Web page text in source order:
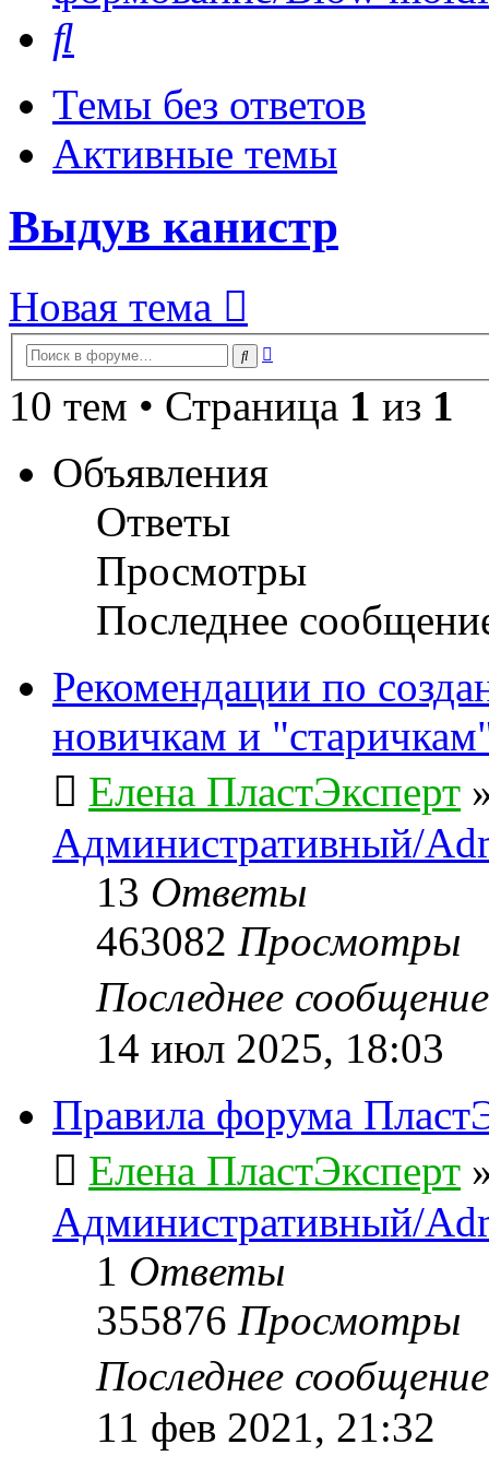
Темы без ответов
Активные темы
Выдув канистр
Новая тема
Поиск
10 тем • Страница 1 из 1
Объявления
Ответы
Просмотры
Последнее
Рекомендации по
новичкам и
Елена ПластЭксперт
Административный/
13 Ответы
463082 Просмотры
Последнее
14 июл 2025, 18:03
Правила форума
Елена ПластЭксперт
Административный/
1 Ответы
355876 Просмотры
Последнее
11 фев 2021, 21:32